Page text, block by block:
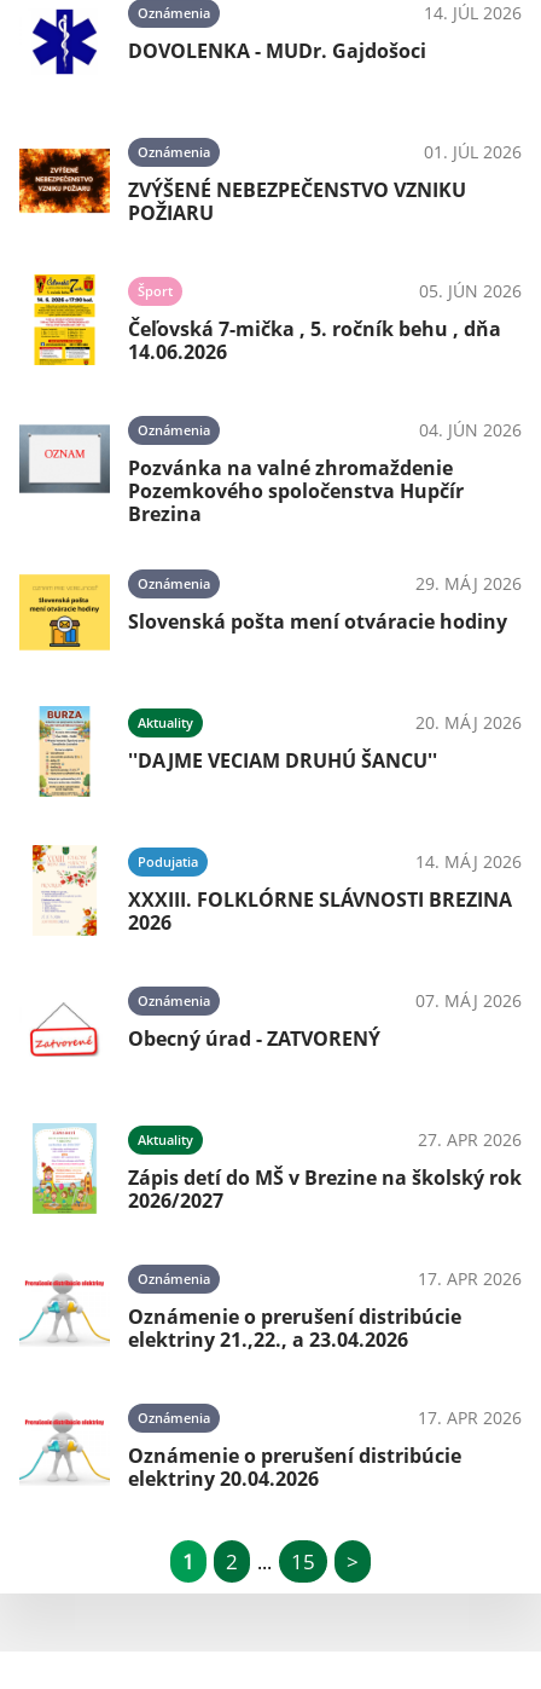
Oznámenia 14. JÚL 2026
DOVOLENKA - MUDr. Gajdošoci
Oznámenia 01. JÚL 2026
ZVÝŠENÉ NEBEZPEČENSTVO VZNIKU
POŽIARU
Šport 05. JÚN 2026
Čeľovská 7-mička , 5. ročník behu , dňa
14.06.2026
Oznámenia 04. JÚN 2026
Pozvánka na valné zhromaždenie
Pozemkového spoločenstva Hupčír
Brezina
Oznámenia 29. MÁJ 2026
Slovenská pošta mení otváracie hodiny
Aktuality 20. MÁJ 2026
''DAJME VECIAM DRUHÚ ŠANCU''
Podujatia 14. MÁJ 2026
XXXIII. FOLKLÓRNE SLÁVNOSTI BREZINA
2026
Oznámenia 07. MÁJ 2026
Obecný úrad - ZATVORENÝ
Aktuality 27. APR 2026
Zápis detí do MŠ v Brezine na školský rok
2026/2027
Oznámenia 17. APR 2026
Oznámenie o prerušení distribúcie
elektriny 21.,22., a 23.04.2026
Oznámenia 17. APR 2026
Oznámenie o prerušení distribúcie
elektriny 20.04.2026
1 2 ... 15 >